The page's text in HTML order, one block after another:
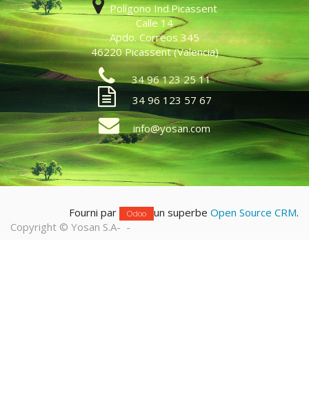
Polígono Ind.Picassent
Calle 14
Apdo. Correos 345
46220 Picassent (Valencia)
34 96 123 25 11
34 96 123 57 67
info@yosan.com
Fourni par Odoo un superbe Open Source CRM.
Copyright © Yosan S.A- -